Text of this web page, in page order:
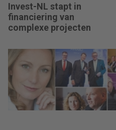
Invest-NL stapt in
financiering van
complexe projecten